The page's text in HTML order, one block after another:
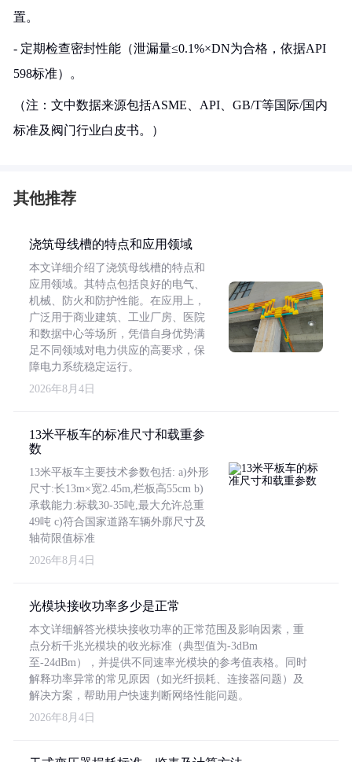
置。
- 定期检查密封性能（泄漏量≤0.1%×DN为合格，依据API
598标准）。
（注：文中数据来源包括ASME、API、GB/T等国际/国内
标准及阀门行业白皮书。）
其他推荐
浇筑母线槽的特点和应用领域
本文详细介绍了浇筑母线槽的特点和
应用领域。其特点包括良好的电气、
机械、防火和防护性能。在应用上，
广泛用于商业建筑、工业厂房、医院
和数据中心等场所，凭借自身优势满
足不同领域对电力供应的高要求，保
障电力系统稳定运行。
2026年8月4日
13米平板车的标准尺寸和载重参
数
13米平板车主要技术参数包括: a)外形
尺寸:长13m×宽2.45m,栏板高55cm b)
承载能力:标载30-35吨,最大允许总重
49吨 c)符合国家道路车辆外廓尺寸及
轴荷限值标准
2026年8月4日
光模块接收功率多少是正常
本文详细解答光模块接收功率的正常范围及影响因素，重
点分析千兆光模块的收光标准（典型值为-3dBm
至-24dBm），并提供不同速率光模块的参考值表格。同时
解释功率异常的常见原因（如光纤损耗、连接器问题）及
解决方案，帮助用户快速判断网络性能问题。
2026年8月4日